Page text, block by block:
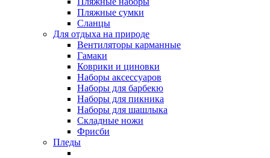
Пляжные сумки
Сланцы
Для отдыха на природе
Вентиляторы карманные
Гамаки
Коврики и циновки
Наборы аксессуаров
Наборы для барбекю
Наборы для пикника
Наборы для шашлыка
Складные ножи
Фрисби
Пледы